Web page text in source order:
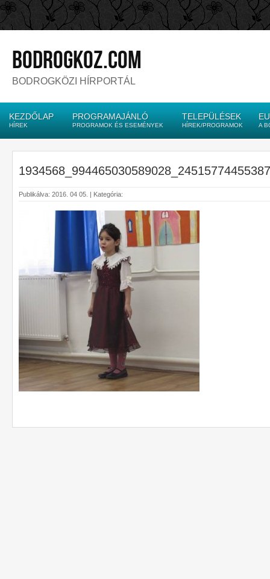
bodrogkoz.com
BODROGKÖZI HÍRPORTÁL
KEZDŐLAP
HÍREK
PROGRAMAJÁNLÓ
PROGRAMOK ÉS ESEMÉNYEK
TELEPÜLÉSEK
HÍREK/PROGRAMOK A
Publikálva: 2016. 04 05. | Kategória: